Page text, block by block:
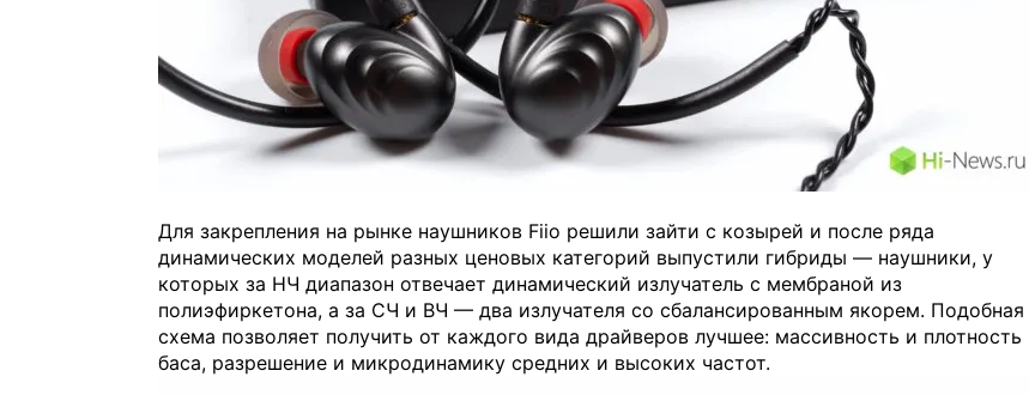
Для закрепления на рынке наушников Fiio решили зайти с козырей и после ряда
динамических моделей разных ценовых категорий выпустили гибриды — наушники, у
которых за НЧ диапазон отвечает динамический излучатель с мембраной из
полиэфиркетона, а за СЧ и ВЧ — два излучателя со сбалансированным якорем. Подобная
схема позволяет получить от каждого вида драйверов лучшее: массивность и плотность
баса, разрешение и микродинамику средних и высоких частот.